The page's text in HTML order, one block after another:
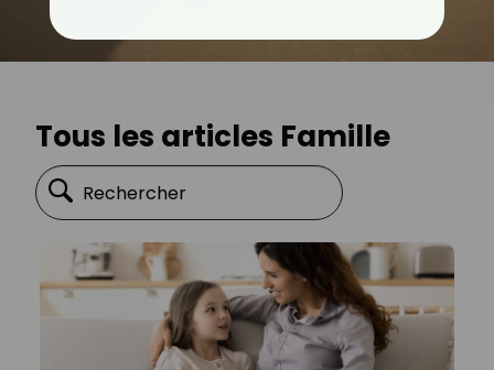
Tous les articles Famille